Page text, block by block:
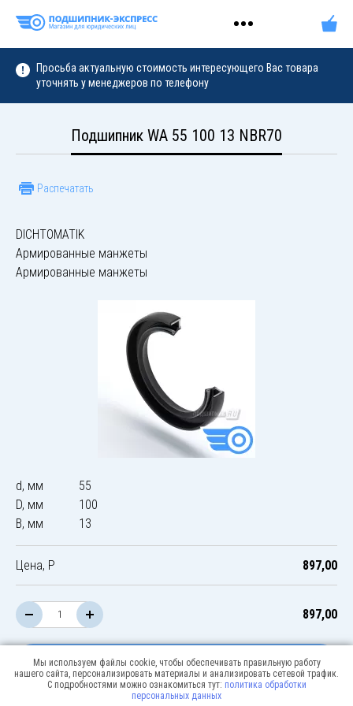
Просьба актуальную стоимость интересующего Вас товара
уточнять у менеджеров по телефону
Подшипник WA 55 100 13 NBR70
Распечатать
DICHTOMATIK
Армированные манжеты
Армированные манжеты
d, мм
55
D, мм
100
B, мм
13
Цена, Р 897,00
897,00
В корзину
Мы используем файлы cookie, чтобы обеспечивать правильную работу
нашего сайта, персонализировать материалы и анализировать сетевой трафик.
С подробностями можно ознакомиться тут: политика обработки
персональных данных